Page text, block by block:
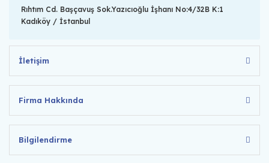
Rıhtım Cd. Başçavuş Sok.Yazıcıoğlu İşhanı No:4/32B K:1
Kadıköy / İstanbul
İletişim
Firma Hakkında
Bilgilendirme